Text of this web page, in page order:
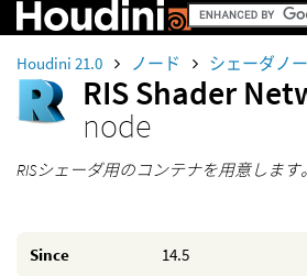
Houdini 21.0 ノード シェーダノ
RIS Shader
node
RISシェーダ用のコンテナを用意します。
Since 14.5